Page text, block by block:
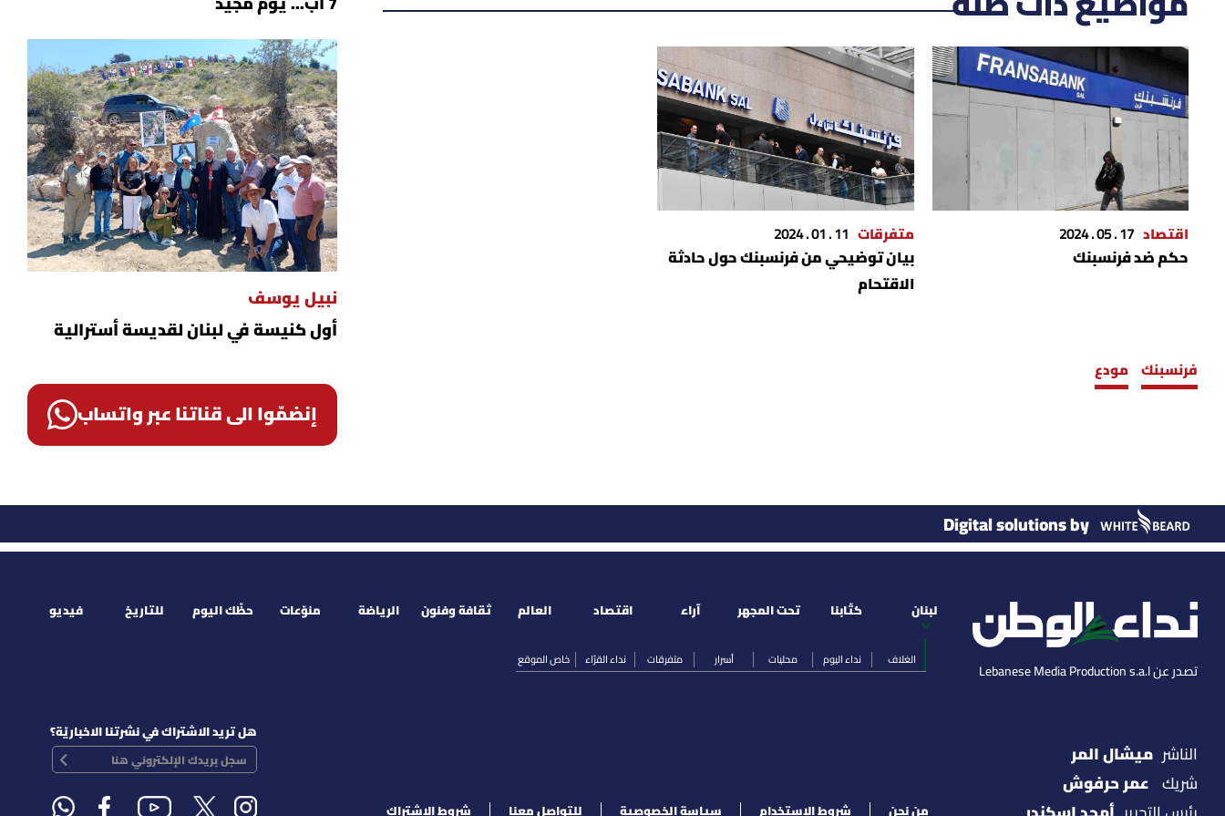
اقتصاد 17 . 05 . 2024
حكم ضد فرنسبنك
متفرقات 11 . 01 . 2024
بيان توضيحي من فرنسبنك حول حادثة
الاقتحام
فرنسبنك مودع
نبيل يوسف
أول كنيسة في لبنان لقديسة أسترالية
إنضمّوا الى قناتنا عبر واتساب
Digital solutions by
تصدر عن Lebanese Media Production s.a.l
لبنان
الغلاف نداء اليوم محليات أسرار متفرقات نداء القرّاء خاص الموقع
كتّابنا تحت المجهر آراء اقتصاد العالم ثقافة وفنون الرياضة منوّعات حظّك اليوم للتاريخ فيديو
الناشر ميشال المر
شريك عمر حرفوش
من نحن شروط الإستخدام سياسة الخصوصية للتواصل معنا شروط الإشتراك
هل تريد الاشتراك في نشرتنا الاخباريّة؟